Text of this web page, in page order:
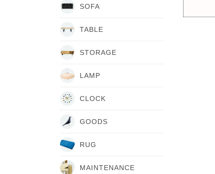
SOFA
TABLE
STORAGE
LAMP
CLOCK
GOODS
RUG
MAINTENANCE